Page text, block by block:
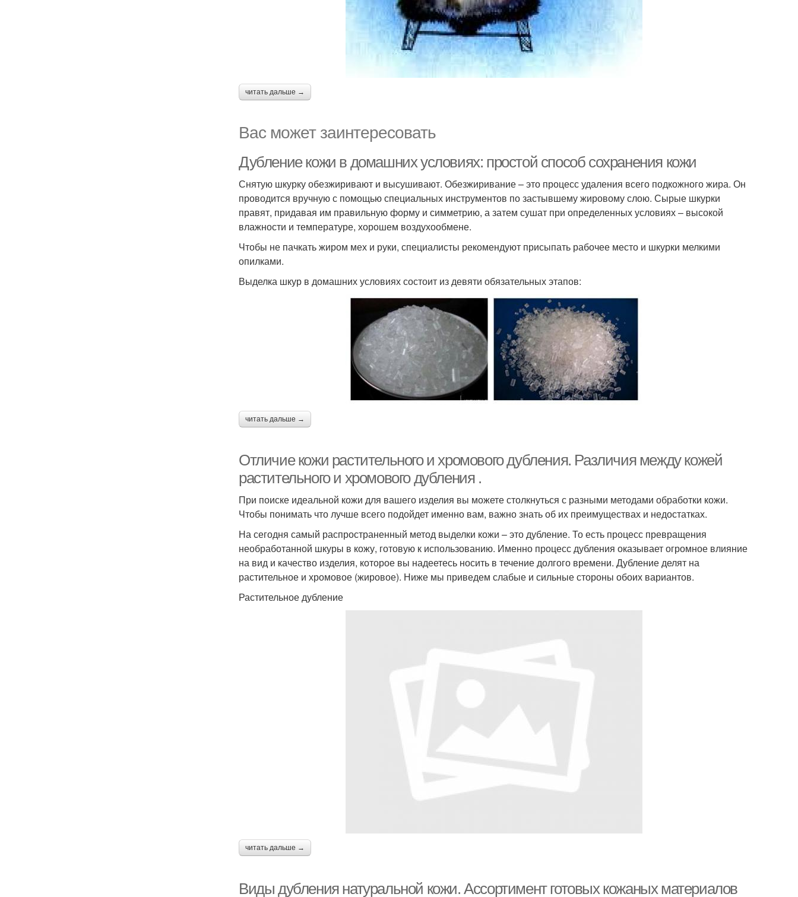
читать дальше →
Вас может заинтересовать
Дубление кожи в домашних условиях: простой способ сохранения кожи
Снятую шкурку обезжиривают и высушивают. Обезжиривание – это процесс удаления всего подкожного жира. Он
проводится вручную с помощью специальных инструментов по застывшему жировому слою. Сырые шкурки
правят, придавая им правильную форму и симметрию, а затем сушат при определенных условиях – высокой
влажности и температуре, хорошем воздухообмене.
Чтобы не пачкать жиром мех и руки, специалисты рекомендуют присыпать рабочее место и шкурки мелкими
опилками.
Выделка шкур в домашних условиях состоит из девяти обязательных этапов:
читать дальше →
Отличие кожи растительного и хромового дубления. Различия между кожей
растительного и хромового дубления .
При поиске идеальной кожи для вашего изделия вы можете столкнуться с разными методами обработки кожи.
Чтобы понимать что лучше всего подойдет именно вам, важно знать об их преимуществах и недостатках.
На сегодня самый распространенный метод выделки кожи – это дубление. То есть процесс превращения
необработанной шкуры в кожу, готовую к использованию. Именно процесс дубления оказывает огромное влияние
на вид и качество изделия, которое вы надеетесь носить в течение долгого времени. Дубление делят на
растительное и хромовое (жировое). Ниже мы приведем слабые и сильные стороны обоих вариантов.
Растительное дубление
читать дальше →
Виды дубления натуральной кожи. Ассортимент готовых кожаных материалов